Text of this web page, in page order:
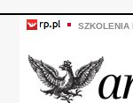
SZKOLENIA